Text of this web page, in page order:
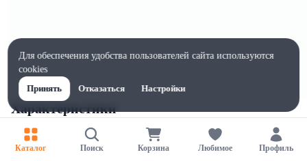
Характеристики
Каталог Поиск Корзина Любимое Профиль
Для обеспечения удобства пользователей сайта используются
cookies
Принять
Отказаться Настройки